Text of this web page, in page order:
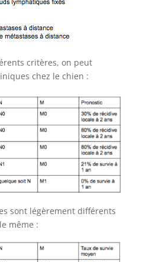
critères, on peut
chez le chien :
sont légèrement différents
même :